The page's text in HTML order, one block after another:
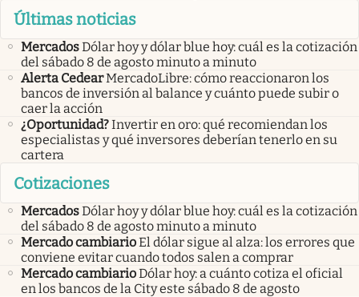
Últimas noticias
MercadosDólar hoy y dólar blue hoy: cuál es la cotización
del sábado 8 de agosto minuto a minuto
Alerta CedearMercadoLibre: cómo reaccionaron los
bancos de inversión al balance y cuánto puede subir o
caer la acción
¿Oportunidad?Invertir en oro: qué recomiendan los
especialistas y qué inversores deberían tenerlo en su
cartera
Cotizaciones
MercadosDólar hoy y dólar blue hoy: cuál es la cotización
del sábado 8 de agosto minuto a minuto
Mercado cambiarioEl dólar sigue al alza: los errores que
conviene evitar cuando todos salen a comprar
Mercado cambiarioDólar hoy: a cuánto cotiza el oficial
en los bancos de la City este sábado 8 de agosto